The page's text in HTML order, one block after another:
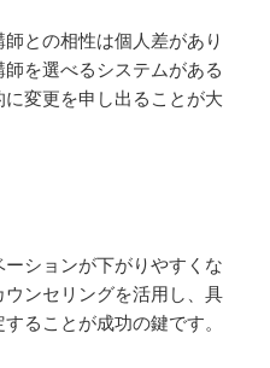
との相性は個人差があり
を選べるシステムがある
変更を申し出ることが大
ションが下がりやすくな
ンセリングを活用し、具
ることが成功の鍵です。